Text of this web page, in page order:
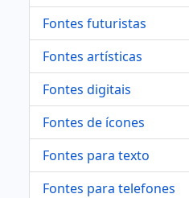
Fontes futuristas
Fontes artísticas
Fontes digitais
Fontes de ícones
Fontes para texto
Fontes para telefones